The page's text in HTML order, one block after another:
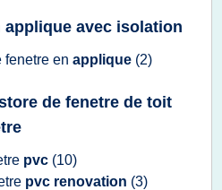
applique avec isolation
fenetre en applique (2)
de fenetre de toit
pvc (10)
pvc renovation (3)